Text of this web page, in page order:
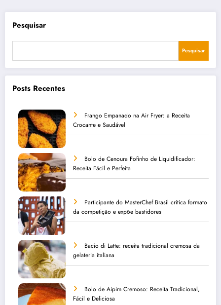
Pesquisar
Pesquisar
Posts Recentes
Frango Empanado na Air Fryer: a Receita
Crocante e Saudável
Bolo de Cenoura Fofinho de Liquidificador:
Receita Fácil e Perfeita
Participante do MasterChef Brasil critica formato
da competição e expõe bastidores
Bacio di Latte: receita tradicional cremosa da
gelateria italiana
Bolo de Aipim Cremoso: Receita Tradicional,
Fácil e Deliciosa